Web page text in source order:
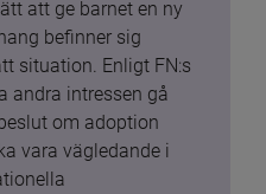
att ge barnet en ny
befinner sig
situation. Enligt FN:s
andra intressen gå
om adoption
vara vägledande i